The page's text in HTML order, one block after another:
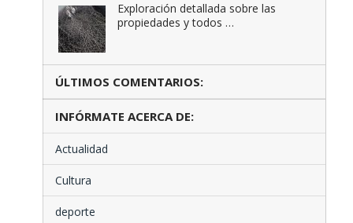
Exploración detallada sobre las
propiedades y todos …
ÚLTIMOS COMENTARIOS:
INFÓRMATE ACERCA DE:
Actualidad
Cultura
deporte